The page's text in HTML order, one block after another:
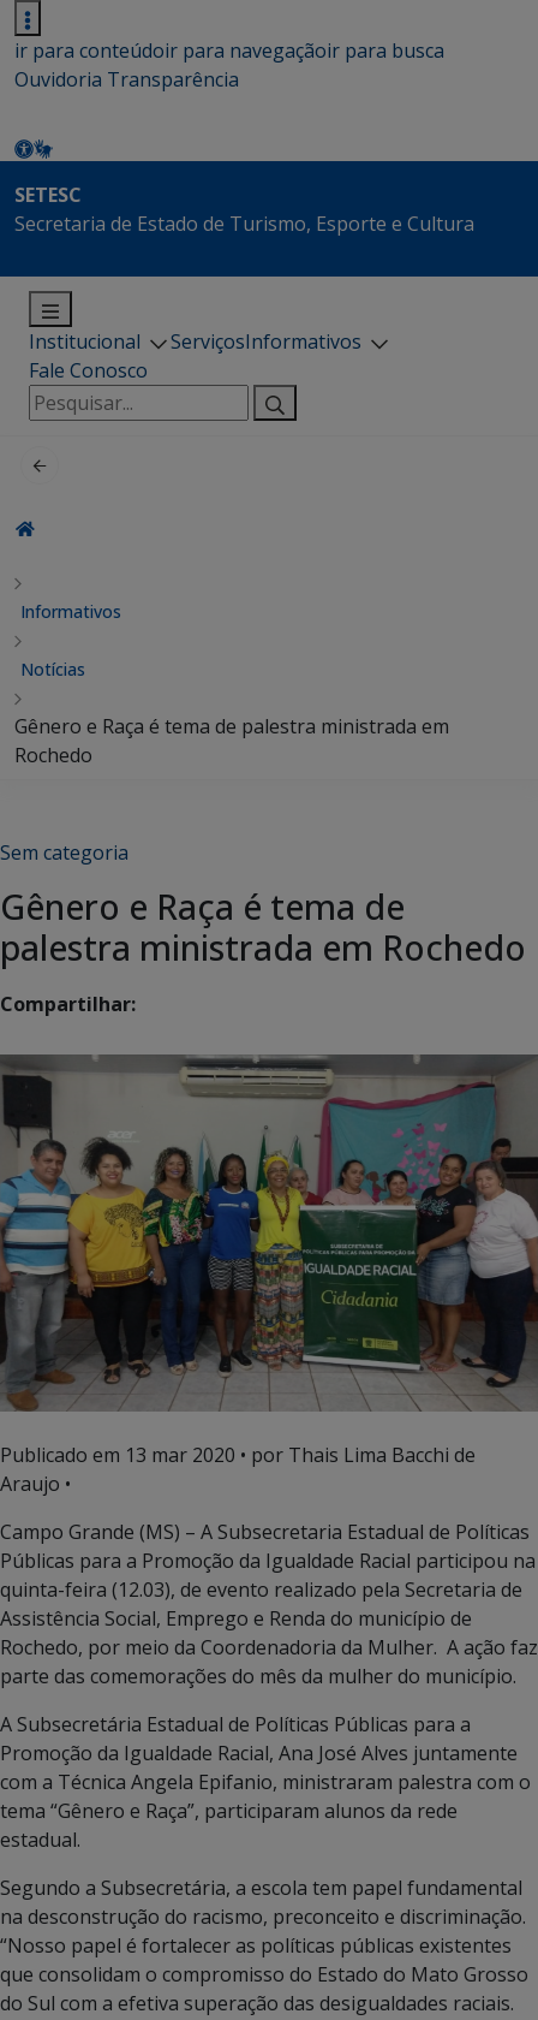
ir para conteúdoir para navegaçãoir para busca
Ouvidoria Transparência
SETESC
Secretaria de Estado de Turismo, Esporte e Cultura
Institucional ServiçosInformativos
Fale Conosco
Pesquisar
por:
Informativos
Notícias
Gênero e Raça é tema de palestra ministrada em
Rochedo
Sem categoria
Gênero e Raça é tema de
palestra ministrada em Rochedo
Compartilhar:
Publicado em 13 mar 2020 • por Thais Lima Bacchi de
Araujo •
Campo Grande (MS) – A Subsecretaria Estadual de Políticas
Públicas para a Promoção da Igualdade Racial participou na
quinta-feira (12.03), de evento realizado pela Secretaria de
Assistência Social, Emprego e Renda do município de
Rochedo, por meio da Coordenadoria da Mulher. A ação faz
parte das comemorações do mês da mulher do município.
A Subsecretária Estadual de Políticas Públicas para a
Promoção da Igualdade Racial, Ana José Alves juntamente
com a Técnica Angela Epifanio, ministraram palestra com o
tema “Gênero e Raça”, participaram alunos da rede
estadual.
Segundo a Subsecretária, a escola tem papel fundamental
na desconstrução do racismo, preconceito e discriminação.
“Nosso papel é fortalecer as políticas públicas existentes
que consolidam o compromisso do Estado do Mato Grosso
do Sul com a efetiva superação das desigualdades raciais.